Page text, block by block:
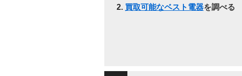
買取可能なベスト電器を調べる